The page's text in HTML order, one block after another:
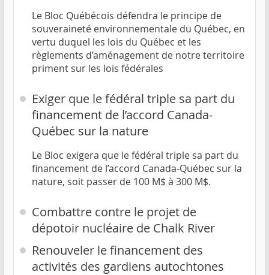
Le Bloc Québécois défendra le principe de
souveraineté environnementale du Québec, en
vertu duquel les lois du Québec et les
règlements d’aménagement de notre territoire
priment sur les lois fédérales
Exiger que le fédéral triple sa part du
financement de l’accord Canada-
Québec sur la nature
Le Bloc exigera que le fédéral triple sa part du
financement de l’accord Canada-Québec sur la
nature, soit passer de 100 M$ à 300 M$.
Combattre contre le projet de
dépotoir nucléaire de Chalk River
Renouveler le financement des
activités des gardiens autochtones